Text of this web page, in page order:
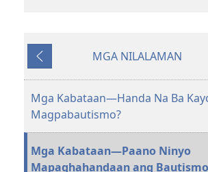
ng
ANG
BANTAYAN
PARA
ng
ANG
BANTAYAN
PARA
Nauna
MGA NILALAMAN
Mga Kabataan—Handa Na Ba
Magpabautismo?
Mga Kabataan—Paano Ninyo
Mapaghahandaan ang